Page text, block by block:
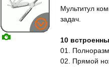
Мультитул
задач.
10
01.
02. Прямой